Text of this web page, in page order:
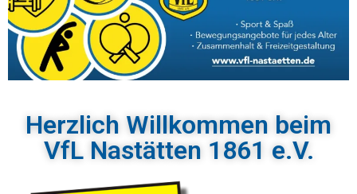
Herzlich Willkommen beim
VfL Nastätten 1861 e.V.